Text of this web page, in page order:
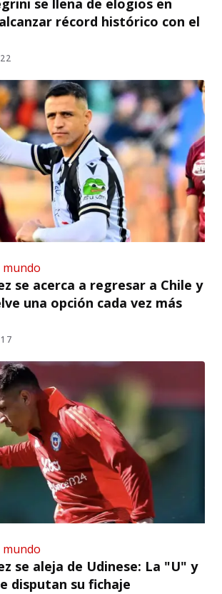
se llena de elogios en
récord histórico con el
se acerca a regresar a Chile y
una opción cada vez más
se aleja de Udinese: La "U" y
disputan su fichaje